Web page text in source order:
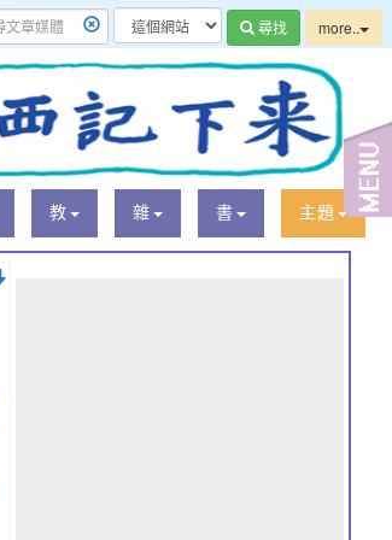
尋找 more..
教 雜 書 主題